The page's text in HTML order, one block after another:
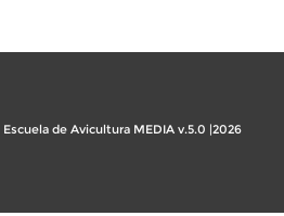
de Avicultura MEDIA v.5.0 |2026